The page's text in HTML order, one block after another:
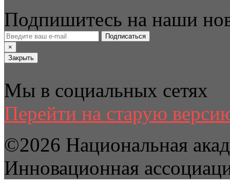
Подпишитесь на наши
Подписаться
×
Закрыть
Мы в социальных сетях
Перейти на старую
©2026 Национальная
Инновационная